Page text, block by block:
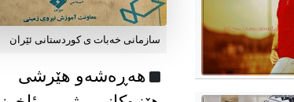
سازمانی خەبات ی كوردستانی ئێران
هەڕەشەو هێرشی